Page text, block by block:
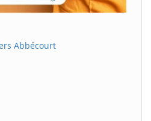
Abbécourt